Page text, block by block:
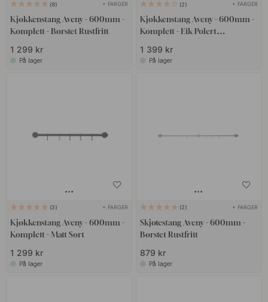
8 + FARGER
Kjøkkenstang Aveny - 600mm -
Komplett - Børstet Rustfritt
1 299 kr
På lager
2 + FARGER
Kjøkkenstang Aveny - 600mm -
Komplett - Eik/Polert
1 399 kr
På lager
3 + FARGER
Kjøkkenstang Aveny - 600mm -
Komplett - Matt Sort
1 299 kr
På lager
2 + FARGER
Skjøtestang Aveny - 600mm -
Børstet Rustfritt
879 kr
På lager